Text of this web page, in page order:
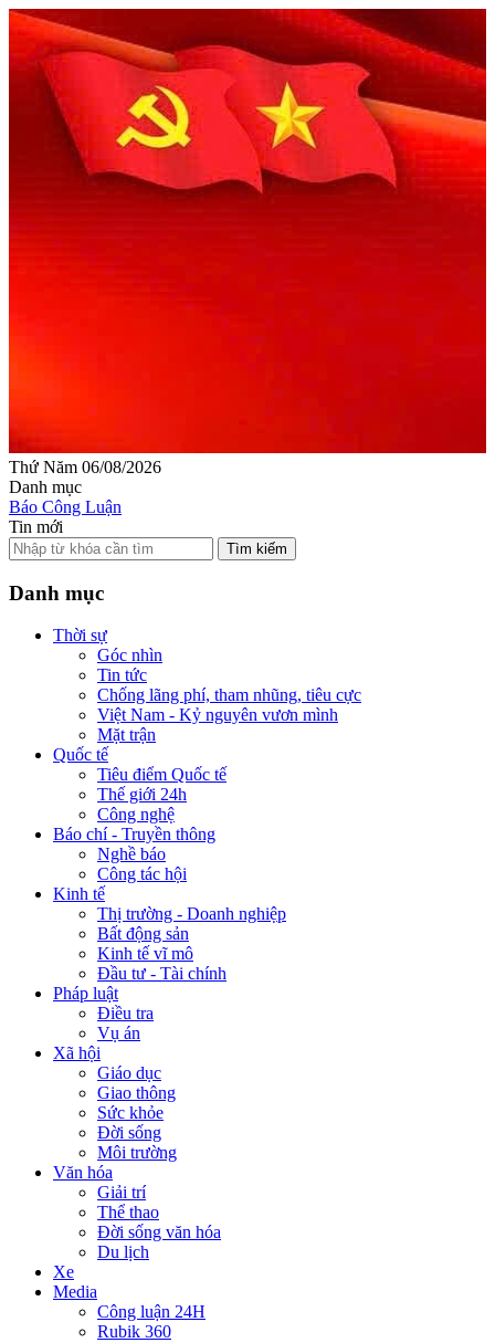
Thứ Năm 06/08/2026
Danh mục
Báo Công Luận
Tin mới
Tìm kiếm
Danh mục
Thời sự
Góc nhìn
Tin tức
Chống lãng phí, tham nhũng, tiêu cực
Việt Nam - Kỷ nguyên vươn mình
Mặt trận
Quốc tế
Tiêu điểm Quốc tế
Thế giới 24h
Công nghệ
Báo chí - Truyền thông
Nghề báo
Công tác hội
Kinh tế
Thị trường - Doanh nghiệp
Bất động sản
Kinh tế vĩ mô
Đầu tư - Tài chính
Pháp luật
Điều tra
Vụ án
Xã hội
Giáo dục
Giao thông
Sức khỏe
Đời sống
Môi trường
Văn hóa
Giải trí
Thể thao
Đời sống văn hóa
Du lịch
Xe
Media
Công luận 24H
Rubik 360